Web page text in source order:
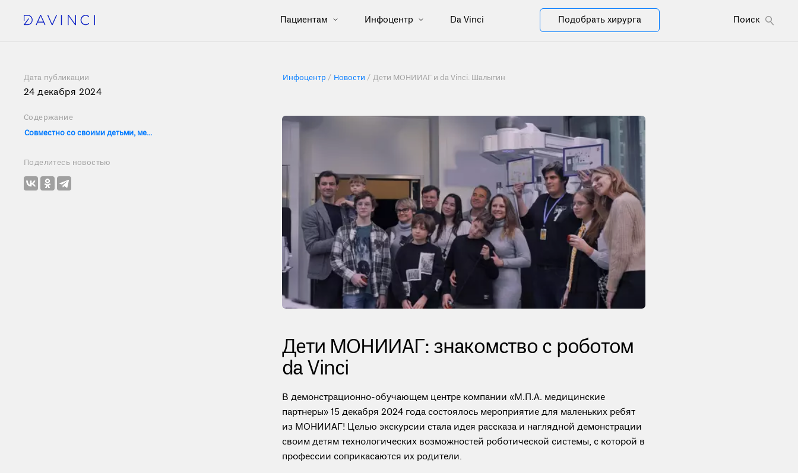
Пациентам Инфоцентр Da Vinci Подобрать хирурга Поиск
Инфоцентр Новости Дети МОНИИАГ и da Vinci. Шалыгин
Дата публикации
24 декабря 2024
Содержание
Совместно со своими детьми, мероприятие посетили:
Поделитесь новостью
Дети МОНИИАГ: знакомство с роботом
da Vinci
В демонстрационно-обучающем центре компании «М.П.А. медицинские
партнеры» 15 декабря 2024 года состоялось мероприятие для маленьких ребят
из МОНИИАГ! Целью экскурсии стала идея рассказа и наглядной демонстрации
своим детям технологических возможностей роботической системы, с которой в
профессии соприкасаются их родители.